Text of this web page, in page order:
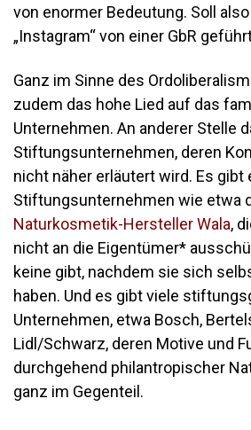
von enormer Bedeutung. Soll
„Instagram“ von einer GbR
Ganz im Sinne des
zudem das hohe Lied auf das
Unternehmen. An anderer Stelle
Stiftungsunternehmen, deren
nicht näher erläutert wird. Es gibt
Stiftungsunternehmen wie etwa
Naturkosmetik-Hersteller Wala,
nicht an die Eigentümer*
keine gibt, nachdem sie sich
haben. Und es gibt viele
Unternehmen, etwa Bosch,
Lidl/Schwarz, deren Motive und
durchgehend philantropischer
ganz im Gegenteil.